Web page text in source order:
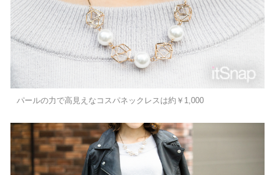
パールの力で高見えなコスパネックレスは約￥1,000